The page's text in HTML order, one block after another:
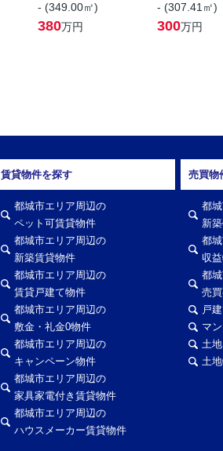
- (349.00㎡)
380万円
- (307.41㎡)
300万円
賃貸物件を探す
都城市エリア周辺の
ペット可賃貸物件
都城市エリア周辺の
新築賃貸物件
都城市エリア周辺の
賃貸戸建て物件
都城市エリア周辺の
敷金・礼金0物件
都城市エリア周辺の
キャンペーン物件
都城市エリア周辺の
家具家電付き賃貸物件
都城市エリア周辺の
ハウスメーカー賃貸物件
売買物
都
新
都
収
都
売
戸
マ
土地
土